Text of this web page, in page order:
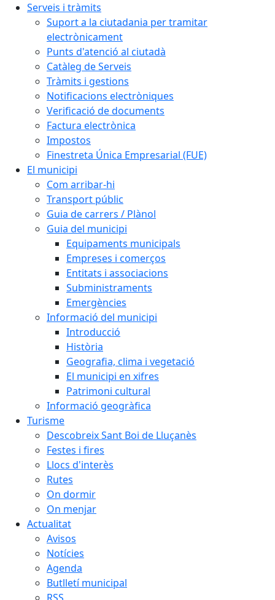
Serveis i tràmits
Suport a la ciutadania per tramitar
electrònicament
Punts d'atenció al ciutadà
Catàleg de Serveis
Tràmits i gestions
Notificacions electròniques
Verificació de documents
Factura electrònica
Impostos
Finestreta Única Empresarial (FUE)
El municipi
Com arribar-hi
Transport públic
Guia de carrers / Plànol
Guia del municipi
Equipaments municipals
Empreses i comerços
Entitats i associacions
Subministraments
Emergències
Informació del municipi
Introducció
Història
Geografia, clima i vegetació
El municipi en xifres
Patrimoni cultural
Informació geogràfica
Turisme
Descobreix Sant Boi de Lluçanès
Festes i fires
Llocs d'interès
Rutes
On dormir
On menjar
Actualitat
Avisos
Notícies
Agenda
Butlletí municipal